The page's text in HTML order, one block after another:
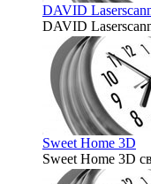
DAVID
DAVID
2008-04-03
Sweet Home 3D
Sweet Home 3D
2008-03-05